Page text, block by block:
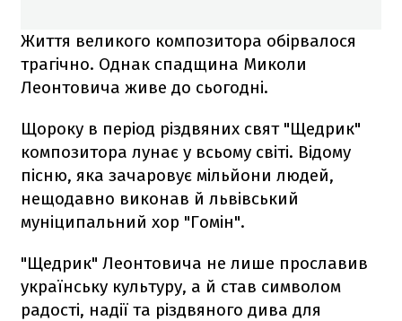
Життя великого композитора обірвалося
трагічно. Однак спадщина Миколи
Леонтовича живе до сьогодні.
Щороку в період різдвяних свят "Щедрик"
композитора лунає у всьому світі. Відому
пісню, яка зачаровує мільйони людей,
нещодавно виконав й львівський
муніципальний хор "Гомін".
"Щедрик" Леонтовича не лише прославив
українську культуру, а й став символом
радості, надії та різдвяного дива для